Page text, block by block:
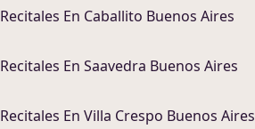
Recitales En Caballito Buenos Aires
Recitales En Saavedra Buenos Aires
Recitales En Villa Crespo Buenos Aires